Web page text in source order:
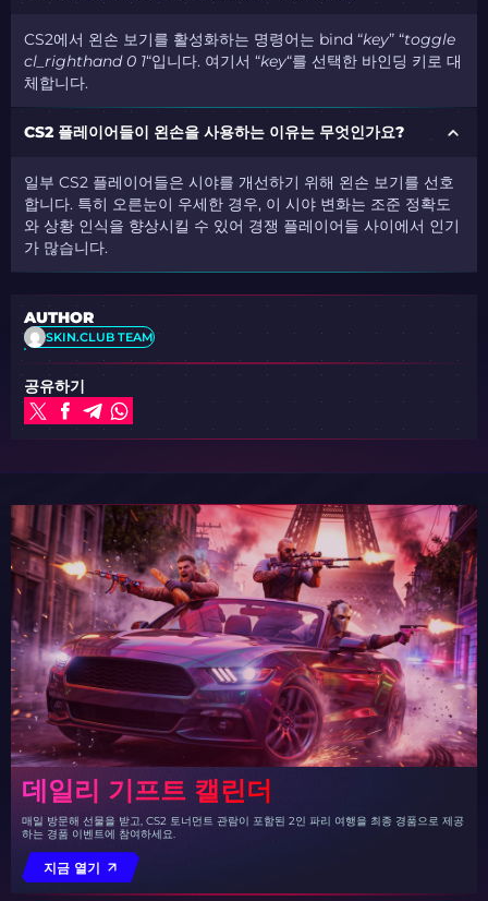
CS2에서 왼손 보기를 활성화하는 명령어는 bind “key” “toggle
cl_righthand 0 1“입니다. 여기서 “key“를 선택한 바인딩 키로 대
체합니다.
CS2 플레이어들이 왼손을 사용하는 이유는 무엇인가요?
일부 CS2 플레이어들은 시야를 개선하기 위해 왼손 보기를 선호
합니다. 특히 오른눈이 우세한 경우, 이 시야 변화는 조준 정확도
와 상황 인식을 향상시킬 수 있어 경쟁 플레이어들 사이에서 인기
가 많습니다.
AUTHOR
SKIN.CLUB TEAM
공유하기
데일리 기프트 캘린더
매일 방문해 선물을 받고, CS2 토너먼트 관람이 포함된 2인 파리 여행을 최종 경품으로 제공
하는 경품 이벤트에 참여하세요.
지금 열기